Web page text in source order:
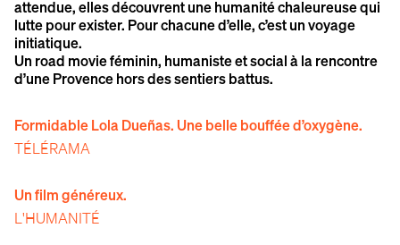
attendue, elles découvrent une humanité chaleureuse qui
lutte pour exister. Pour chacune d’elle, c’est un voyage
initiatique.
Un road movie féminin, humaniste et social à la rencontre
d’une Provence hors des sentiers battus.
Formidable Lola Dueñas. Une belle bouffée d’oxygène.
TÉLÉRAMA
Un film généreux.
L'HUMANITÉ